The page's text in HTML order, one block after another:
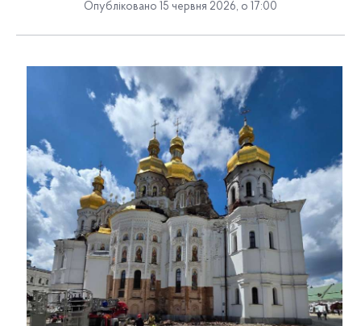
Опубліковано 15 червня 2026, о 17:00